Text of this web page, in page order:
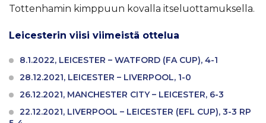
Tottenhamin kimppuun kovalla itseluottamuksella.
Leicesterin viisi viimeistä ottelua
8.1.2022, LEICESTER – WATFORD (FA CUP), 4-1
28.12.2021, LEICESTER – LIVERPOOL, 1-0
26.12.2021, MANCHESTER CITY – LEICESTER, 6-3
22.12.2021, LIVERPOOL – LEICESTER (EFL CUP), 3-3 RP